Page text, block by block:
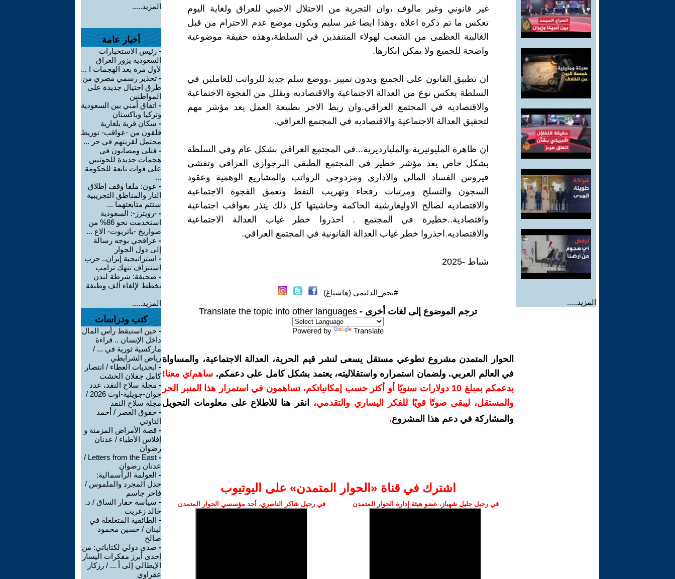
المزيد.....
غير قانوني وغير مالوف ،وان التجربة من الاحتلال الاجنبي للعراق ولغاية اليوم
تعكس ما تم ذكره اعلاه ،وهذا ايضا غير سليم ويكون موضع عدم الاحترام من قبل
الغالبية العظمى من الشعب لهولاء المتنفذين في السلطة،وهذه حقيقة موضوعية
واضحة للجميع ولا يمكن انكارها.
ان تطبيق القانون على الجميع وبدون تمييز ،ووضع سلم جديد للرواتب للعاملين في
السلطة يعكس نوع من العدالة الاجتماعية والاقتصاديه ويقلل من الفجوة الاجتماعية
والاقتصاديه في المجتمع العراقي.وان ربط الاجر بطبيعة العمل يعد مؤشر مهم
لتحقيق العدالة الاجتماعية والاقتصاديه في المجتمع العراقي.
ان ظاهرة المليونيرية والمليارديرية...في المجتمع العراقي بشكل عام وفي السلطة
بشكل خاص يعد مؤشر خطير في المجتمع الطبقي البرجوازي العراقي وتفشي
فيروس الفساد المالي والاداري ومزدوجي الرواتب والمشاريع الوهمية وعقود
السجون والتسلح ومرتبات رفحاء وتهريب النفط وتعمق الفجوة الاجتماعية
والاقتصاديه لصالح الاوليغارشية الحاكمة وحاشيتها كل ذلك ينذر بعواقب اجتماعية
واقتصادية..خطيرة في المجتمع . احذروا خطر غياب العدالة الاجتماعية
والاقتصاديه.احذروا خطر غياب العدالة القانونية في المجتمع العراقي.
شباط -2025
#نجم_الدليمي (هاشتاغ)
ترجم الموضوع إلى لغات أخرى - Translate the topic into other languages
Powered by Translate
الحوار المتمدن مشروع تطوعي مستقل يسعى لنشر قيم الحرية، العدالة الاجتماعية، والمساواة
في العالم العربي. ولضمان استمراره واستقلاليته، يعتمد بشكل كامل على دعمكم. ساهم/ي معنا!
بدعمكم بمبلغ 10 دولارات سنويًا أو أكثر حسب إمكانياتكم، تساهمون في استمرار هذا المنبر الحر
والمستقل، ليبقى صوتًا قويًا للفكر اليساري والتقدمي،
انقر هنا للاطلاع على معلومات التحويل
والمشاركة في دعم هذا المشروع.
اشترك في قناة ‫«الحوار المتمدن» على اليوتيوب
في رحيل جليل شهباز، عضو هيئة إدارة الحوار المتمدن في رحيل شاكر الناصري، أحد مؤسسي الحوار المتمدن
المزيد.....
أخبار عامة
- رئيس الاستخبارات
السعودية يزور العراق
لأول مرة بعد الهجمات ا ...
- تحذير رسمي مصري من
طرق احتيال جديدة على
المواطنين
- اتفاق أمني بين السعودية
وتركيا وباكستان
- سكان قرية بلغارية
قلقون من -عواقب- توريط
محتمل لقريتهم في حر ...
- قتلى ومصابون في
هجمات جديدة للحوثيين
على قوات تابعة للحكومة
...
- عون: ملفا وقف إطلاق
النار والمناطق التجريبية
ستتم متابعتهما ...
- -رويترز-: السعودية
استخدمت نحو 86% من
صواريخ -باتريوت- الاع ...
- عراقجي يوجه رسالة
إلى دول الجوار
- استراتيجية إيران.. حرب
استنزاف تنهك ترامب
- صحيفة: شرطة لندن
تخطط لإلغاء ألف وظيفة
المزيد.....
كتب ودراسات
- حين استيقظ رأس المال
داخل الإنسان .. قراءة
ماركسية ثورية في ... /
رياض الشرايطي
- ابجديات العطاء / انتصار
كامل جفلان الخشت
- مجلة سلاح النقد، عدد
جوان-جويلية-اوت 2026 /
مجلة سلاح النقد
- حقوق العصر / أحمد
التاوتي
- قصة الأمراض المزمنة و
إفلاس الأطباء / عدنان
رضوان
-
Letters from the East /
عدنان رضوان
- العولمة الرأسمالية:
جدل المجرد والملموس /
فاخر جاسم
- سياسة حفار الساق / د.
خالد زغريت
- الطائفية المتغلغلة في
لبنان / حسين محمود
صالح
- صدى دولي لكتاباتي: من
إحدى أبرز مفكرات اليسار
الإيطالي إلى أ ... / رزكار
عقراوي